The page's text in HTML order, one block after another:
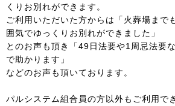
くりお別れができます。
ご利用いただいた方からは「火葬場まで
囲気でゆっくりお別れができました」
とのお声も頂き「49日法要や1周忌法要
で助かります」
などのお声も頂いております。
パルシステム組合員の方以外もご利用で